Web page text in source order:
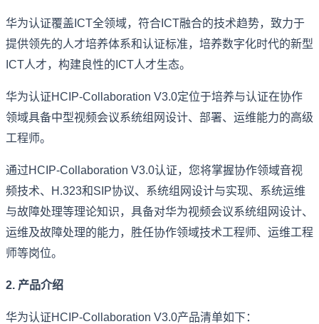
华为认证覆盖ICT全领域，符合ICT融合的技术趋势，致力于
提供领先的人才培养体系和认证标准，培养数字化时代的新型
ICT人才，构建良性的ICT人才生态。
华为认证HCIP-Collaboration V3.0定位于培养与认证在协作
领域具备中型视频会议系统组网设计、部署、运维能力的高级
工程师。
通过HCIP-Collaboration V3.0认证，您将掌握协作领域音视
频技术、H.323和SIP协议、系统组网设计与实现、系统运维
与故障处理等理论知识，具备对华为视频会议系统组网设计、
运维及故障处理的能力，胜任协作领域技术工程师、运维工程
师等岗位。
2. 产品介绍
华为认证HCIP-Collaboration V3.0产品清单如下：